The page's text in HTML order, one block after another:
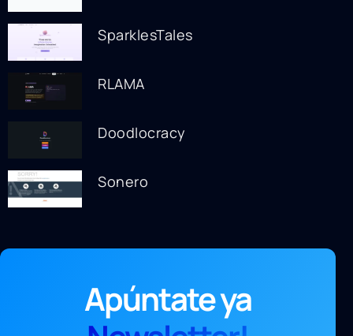
SparklesTales
RLAMA
Doodlocracy
Sonero
Apúntate ya